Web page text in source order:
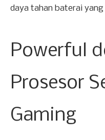
daya tahan baterai yang
Powerful
Prosesor
Gaming